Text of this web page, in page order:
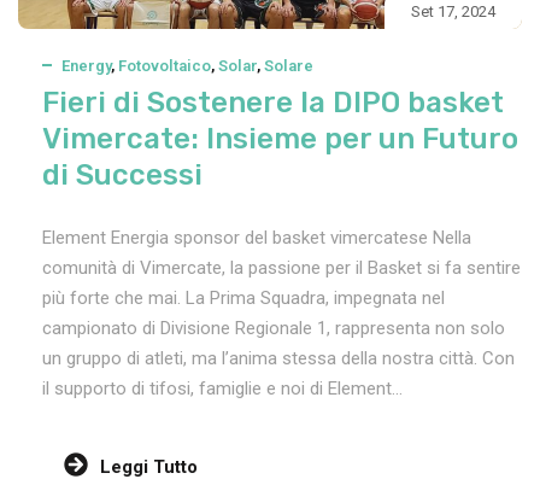
Set 17, 2024
Energy, Fotovoltaico, Solar, Solare
Fieri di Sostenere la DIPO basket
Vimercate: Insieme per un Futuro
di Successi
Element Energia sponsor del basket vimercatese Nella
comunità di Vimercate, la passione per il Basket si fa sentire
più forte che mai. La Prima Squadra, impegnata nel
campionato di Divisione Regionale 1, rappresenta non solo
un gruppo di atleti, ma l’anima stessa della nostra città. Con
il supporto di tifosi, famiglie e noi di Element...
Leggi Tutto